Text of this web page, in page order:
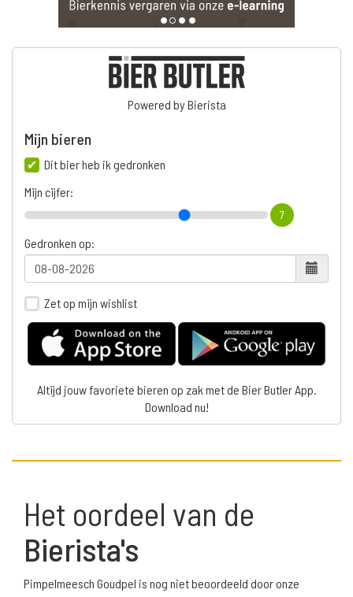
Powered by Bierista
Mijn bieren
Dit bier heb ik gedronken
Mijn cijfer:
7
Gedronken op:
Zet op mijn wishlist
Altijd jouw favoriete bieren op zak met de Bier Butler App.
Download nu!
Het oordeel van de
Bierista's
Pimpelmeesch Goudpel is nog niet beoordeeld door onze